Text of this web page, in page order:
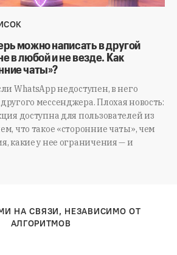
можно написать в другой
в любой и не везде. Как
чаты»?
WhatsApp недоступен, в него
мессенджера. Плохая новость:
доступна для пользователей из
что такое «сторонние чаты», чем
какие у нее ограничения — и
НА СВЯЗИ, НЕЗАВИСИМО ОТ
АЛГОРИТМОВ